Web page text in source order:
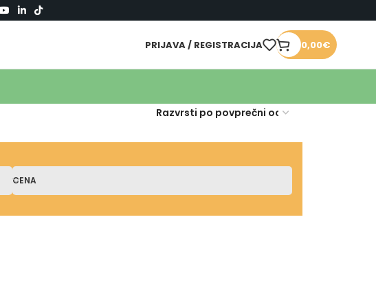
PRIJAVA / REGISTRACIJA 0,00€
CENA